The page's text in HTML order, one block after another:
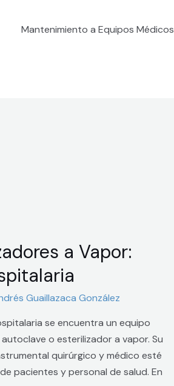
Mantenimiento a Equipos Médicos
a Vapor:
Guaillazaca González
se encuentra un equipo
o esterilizador a vapor. Su
quirúrgico y médico esté
pacientes y personal de salud. En